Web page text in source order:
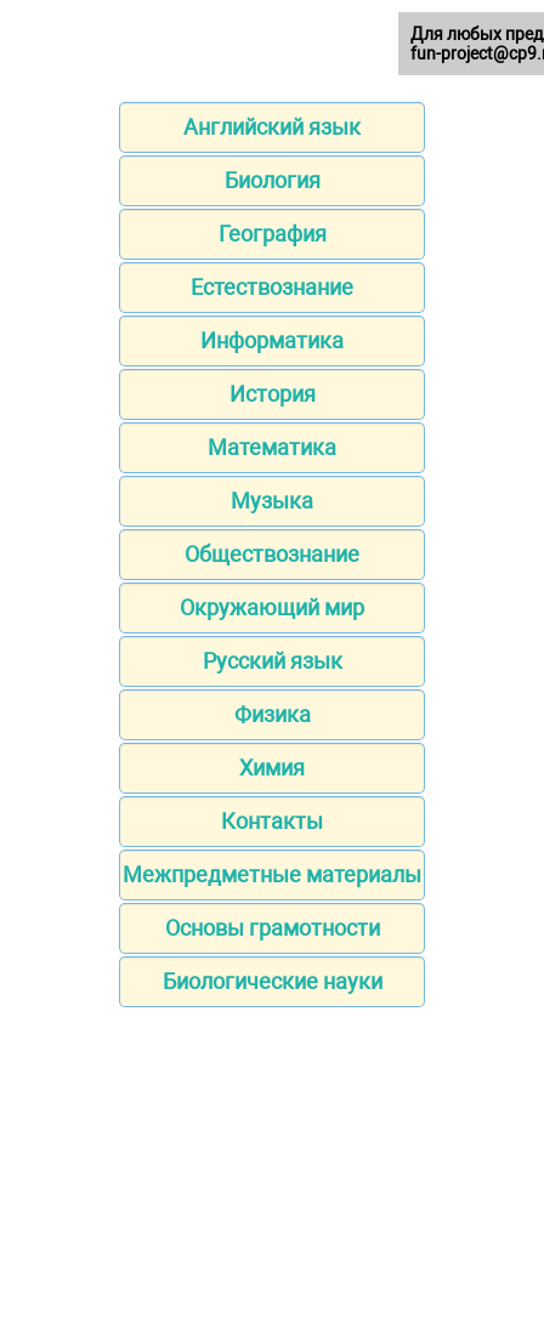
Английский язык
Биология
География
Естествознание
Информатика
История
Математика
Музыка
Обществознание
Окружающий мир
Русский язык
Физика
Химия
Контакты
Межпредметные материалы
Основы грамотности
Биологические науки
Для любых
fun-